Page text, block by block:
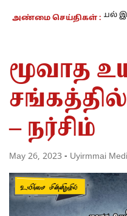
அண்மை செய்திகள் :
– 27 : தையல் இயந்திரத்தின்
மூவாத
– நர்சிம்
May 26, 2023 - Uyirmmai